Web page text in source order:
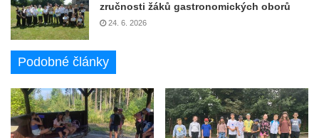
zručnosti žáků gastronomických oborů
24. 6. 2026
Podobné články